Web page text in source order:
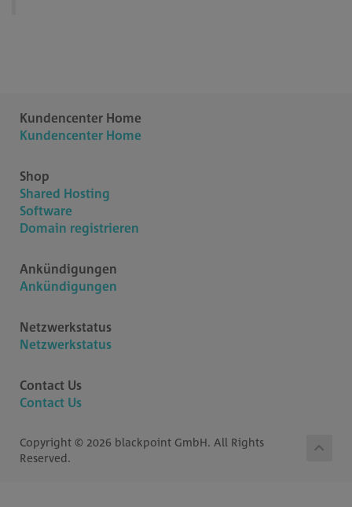
Kundencenter Home
Kundencenter Home
Shop
Shared Hosting
Software
Domain registrieren
Ankündigungen
Ankündigungen
Netzwerkstatus
Netzwerkstatus
Contact Us
Contact Us
Copyright © 2026 blackpoint GmbH. All Rights
Reserved.